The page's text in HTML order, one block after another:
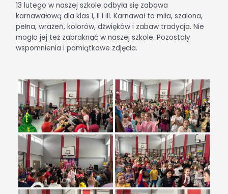
13 lutego w naszej szkole odbyła się zabawa
karnawałową dla klas I, II i III. Karnawał to miła, szalona,
pełna, wrażeń, kolorów, dźwięków i zabaw tradycja. Nie
mogło jej też zabraknąć w naszej szkole. Pozostały
wspomnienia i pamiątkowe zdjęcia.